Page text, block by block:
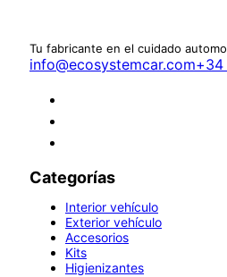
Tu fabricante en el cuidado
info@ecosystemcar.com+34
Categorías
Interior vehículo
Exterior vehículo
Accesorios
Kits
Higienizantes